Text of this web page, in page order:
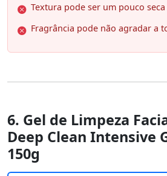
Textura pode ser um pouco
Fragrância pode não agradar a
6. Gel de Limpeza
Deep Clean Intensive
150g